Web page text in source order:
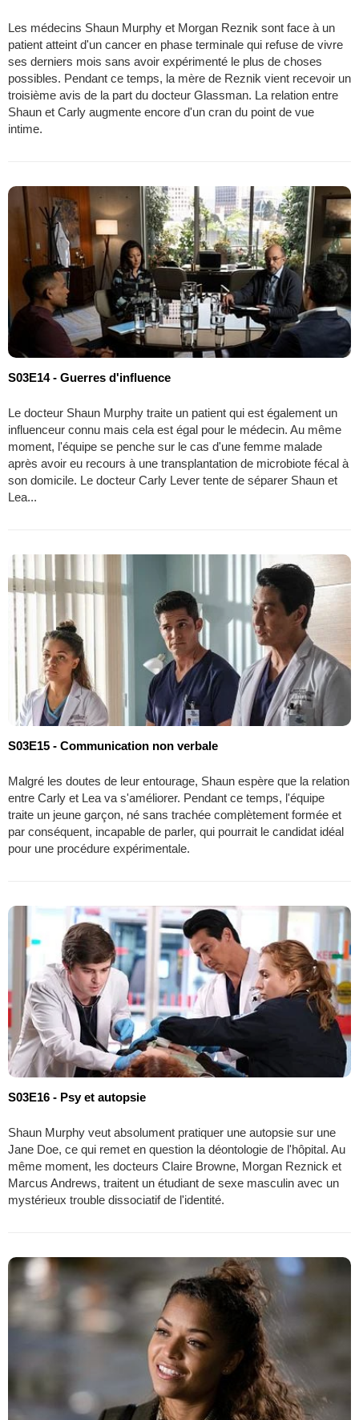
Les médecins Shaun Murphy et Morgan Reznik sont face à un
patient atteint d'un cancer en phase terminale qui refuse de vivre
ses derniers mois sans avoir expérimenté le plus de choses
possibles. Pendant ce temps, la mère de Reznik vient recevoir un
troisième avis de la part du docteur Glassman. La relation entre
Shaun et Carly augmente encore d'un cran du point de vue
intime.
S03E14 - Guerres d'influence
Le docteur Shaun Murphy traite un patient qui est également un
influenceur connu mais cela est égal pour le médecin. Au même
moment, l'équipe se penche sur le cas d'une femme malade
après avoir eu recours à une transplantation de microbiote fécal à
son domicile. Le docteur Carly Lever tente de séparer Shaun et
Lea...
S03E15 - Communication non verbale
Malgré les doutes de leur entourage, Shaun espère que la relation
entre Carly et Lea va s'améliorer. Pendant ce temps, l'équipe
traite un jeune garçon, né sans trachée complètement formée et
par conséquent, incapable de parler, qui pourrait le candidat idéal
pour une procédure expérimentale.
S03E16 - Psy et autopsie
Shaun Murphy veut absolument pratiquer une autopsie sur une
Jane Doe, ce qui remet en question la déontologie de l'hôpital. Au
même moment, les docteurs Claire Browne, Morgan Reznick et
Marcus Andrews, traitent un étudiant de sexe masculin avec un
mystérieux trouble dissociatif de l'identité.